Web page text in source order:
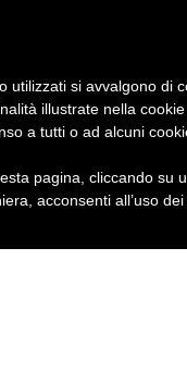
utilizzati si avvalgono di
illustrate nella
a tutti o ad alcuni
pagina, cliccando su
acconsenti all’uso